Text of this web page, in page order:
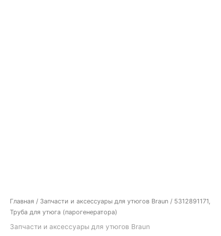
Главная / Запчасти и аксессуары для утюгов Braun / 5312891171,
Труба для утюга (парогенератора)
Запчасти и аксессуары для утюгов Braun